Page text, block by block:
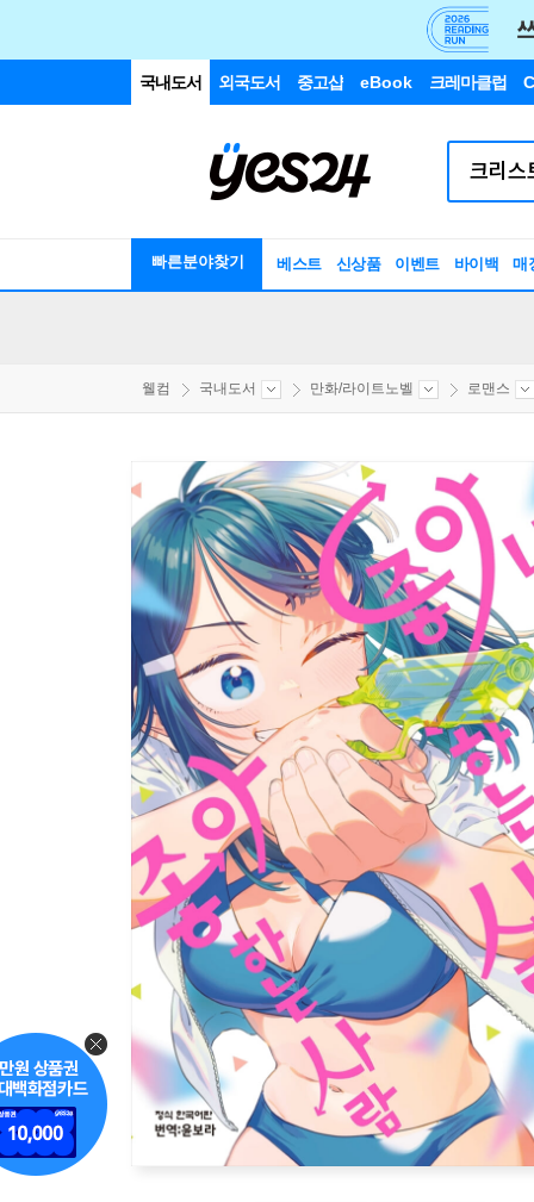
국내도서 외국도서 중고샵 eBook 크레마클럽
빠른분야찾기 베스트 신상품 이벤트 바이백 매
웰컴 국내도서 만화/라이트노벨 로맨스